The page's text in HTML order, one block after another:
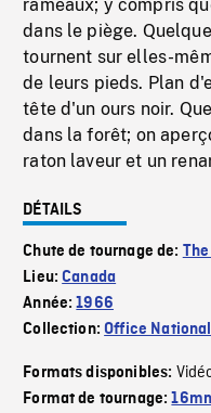
rameaux; y compris
dans le piège.
tournent sur elles-
de leurs pieds. Plan
tête d'un ours noir.
dans la forêt; on
raton laveur et un
DÉTAILS
Chute de tournage de:
Lieu:Canada
Année:1966
Collection:Office
Formats disponibles:
Format de tournage: